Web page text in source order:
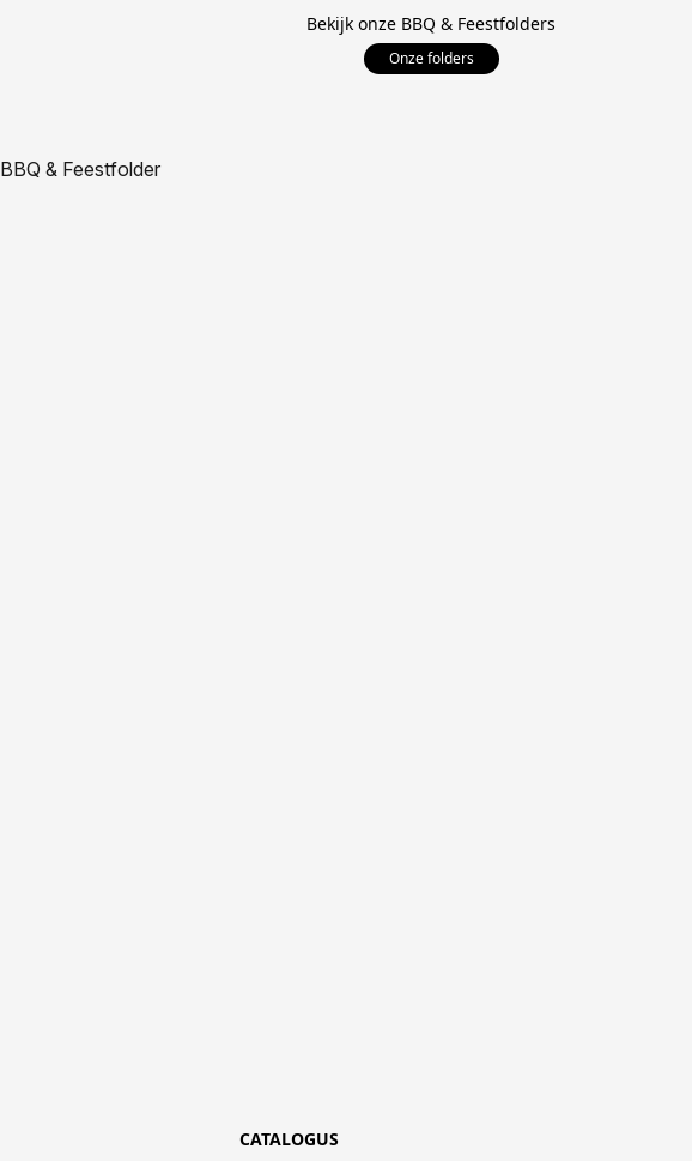
Bekijk onze BBQ & Feestfolders
Onze folders
BBQ & Feestfolder
CATALOGUS